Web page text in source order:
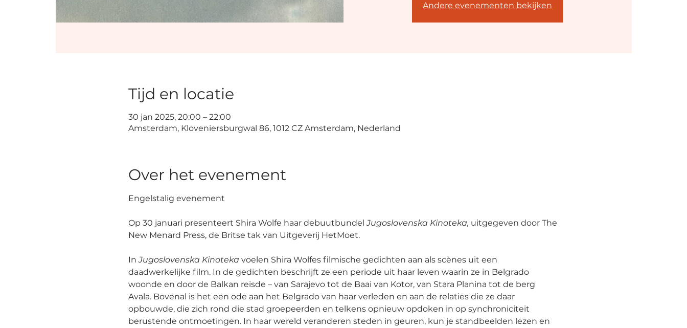
Andere evenementen bekijken
Tijd en locatie
30 jan 2025, 20:00 – 22:00
Amsterdam, Kloveniersburgwal 86, 1012 CZ Amsterdam, Nederland
Over het evenement
Engelstalig evenement
Op 30 januari presenteert Shira Wolfe haar debuutbundel Jugoslovenska Kinoteka, uitgegeven door The
New Menard Press, de Britse tak van Uitgeverij HetMoet.
In Jugoslovenska Kinoteka voelen Shira Wolfes filmische gedichten aan als scènes uit een
daadwerkelijke film. In de gedichten beschrijft ze een periode uit haar leven waarin ze in Belgrado
woonde en door de Balkan reisde – van Sarajevo tot de Baai van Kotor, van Stara Planina tot de berg
Avala. Bovenal is het een ode aan het Belgrado van haar verleden en aan de relaties die ze daar
opbouwde, die zich rond die stad groepeerden en telkens opnieuw opdoken in op synchroniciteit
berustende ontmoetingen. In haar wereld veranderen steden in geuren, kun je standbeelden lezen en